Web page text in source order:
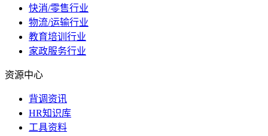
快消/零售行业
物流/运输行业
教育培训行业
家政服务行业
资源中心
背调资讯
HR知识库
工具资料